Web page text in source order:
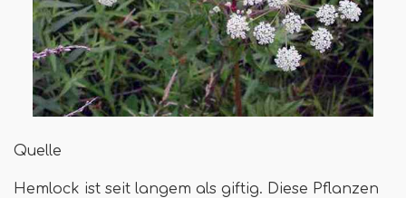
Quelle
Hemlock ist seit langem als giftig. Diese Pflanzen